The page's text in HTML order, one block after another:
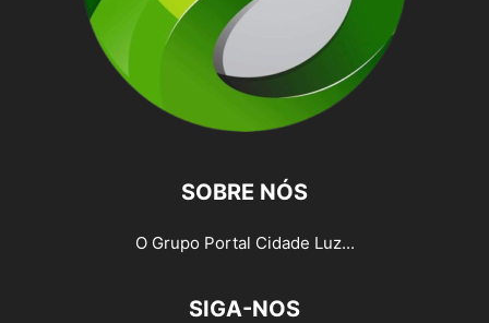
SOBRE NÓS
O Grupo Portal Cidade Luz...
SIGA-NOS